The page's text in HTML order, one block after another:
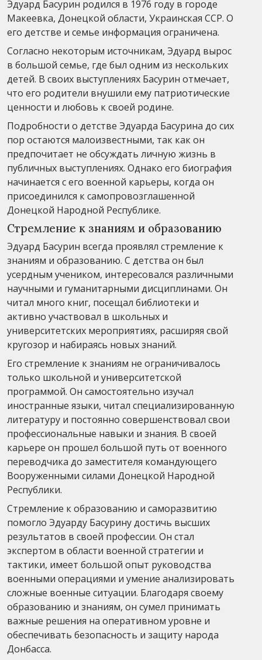
Эдуард Басурин родился в 1976 году в городе
Макеевка, Донецкой области, Украинская ССР. О
его детстве и семье информация ограничена.
Согласно некоторым источникам, Эдуард вырос
в большой семье, где был одним из нескольких
детей. В своих выступлениях Басурин отмечает,
что его родители внушили ему патриотические
ценности и любовь к своей родине.
Подробности о детстве Эдуарда Басурина до сих
пор остаются малоизвестными, так как он
предпочитает не обсуждать личную жизнь в
публичных выступлениях. Однако его биография
начинается с его военной карьеры, когда он
присоединился к самопровозглашенной
Донецкой Народной Республике.
Стремление к знаниям и образованию
Эдуард Басурин всегда проявлял стремление к
знаниям и образованию. С детства он был
усердным учеником, интересовался различными
научными и гуманитарными дисциплинами. Он
читал много книг, посещал библиотеки и
активно участвовал в школьных и
университетских мероприятиях, расширяя свой
кругозор и набираясь новых знаний.
Его стремление к знаниям не ограничивалось
только школьной и университетской
программой. Он самостоятельно изучал
иностранные языки, читал специализированную
литературу и постоянно совершенствовал свои
профессиональные навыки и знания. В своей
карьере он прошел большой путь от военного
переводчика до заместителя командующего
Вооруженными силами Донецкой Народной
Республики.
Стремление к образованию и саморазвитию
помогло Эдуарду Басурину достичь высших
результатов в своей профессии. Он стал
экспертом в области военной стратегии и
тактики, имеет большой опыт руководства
военными операциями и умение анализировать
сложные военные ситуации. Благодаря своему
образованию и знаниям, он сумел принимать
важные решения на оперативном уровне и
обеспечивать безопасность и защиту народа
Донбасса.